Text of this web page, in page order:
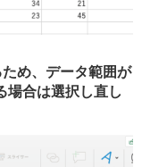
め、データ範囲が
場合は選択し直し